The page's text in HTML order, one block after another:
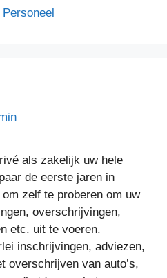
Personeel
als zakelijk uw hele
de eerste jaren in
zelf te proberen om uw
overschrijvingen,
etc. uit te voeren.
inschrijvingen, adviezen,
overschrijven van auto’s,